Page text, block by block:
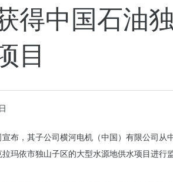
得中国石油
目
布，其子公司横河电机（中国）有限公司
玛依市独山子区的大型水源地供水项目进行